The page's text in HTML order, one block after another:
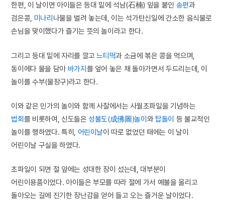
한편, 이 날이면 아이들은 등대 밑에 석남(石楠) 잎을 붙인 송편과
검은콩, 미나리 나물을 벌려 놓는데, 이는 석가탄신일에 간소한 음식물로
손님을 맞이했다가 즐기는 뜻의 놀이라고 한다.
그리고 등대 밑에 자리를 깔고느티떡과 소금에 볶은 콩을 먹으며,
동이에다 물을 담아 바가지를 엎어 놓은 채 돌아가면서 두드리는데, 이
놀이를 수부(물장구)라고 한다.
이와 같은 민가의 놀이와 함께 사찰에서는 사월초파일을 기념하는
법회를 비롯하여, 신도들은 성불도(成佛圖)놀이와 탑돌이 등 불교적인
놀이를 행하였다. 특히, 어린이날이 따로 없었던 때에는 이 날이
어린이날 구실을 하였다.
초파일이 되면 절 앞에는 성대한 장이 섰는데, 대부분이
어린이용품이었다. 아이들은 부모를 따라 절에 가서 예불을 올리고
돌아오는 길에 진기한 장난감을 얻어 들고 오는 즐거운 날이었다.